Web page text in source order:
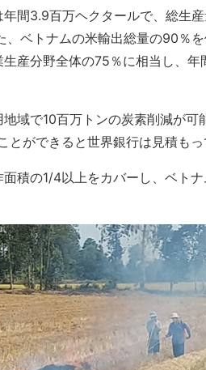
間3.9百万ヘクタールで、総生
ベトナムの米輸出総量の90％
産分野全体の75％に相当し、
域で10百万トンの炭素削減が可
ができると世界銀行は見積もっ
積の1/4以上をカバーし、ベト